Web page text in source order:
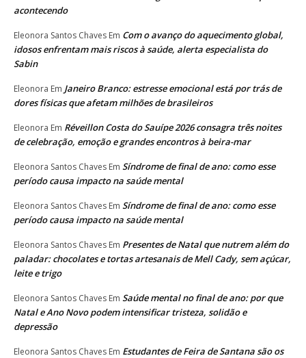
acontecendo
Eleonora Santos Chaves Em Com o avanço do aquecimento global,
idosos enfrentam mais riscos à saúde, alerta especialista do
Sabin
Eleonora Em Janeiro Branco: estresse emocional está por trás de
dores físicas que afetam milhões de brasileiros
Eleonora Em Réveillon Costa do Sauípe 2026 consagra três noites
de celebração, emoção e grandes encontros à beira-mar
Eleonora Santos Chaves Em Síndrome de final de ano: como esse
período causa impacto na saúde mental
Eleonora Santos Chaves Em Síndrome de final de ano: como esse
período causa impacto na saúde mental
Eleonora Santos Chaves Em Presentes de Natal que nutrem além do
paladar: chocolates e tortas artesanais de Mell Cady, sem açúcar,
leite e trigo
Eleonora Santos Chaves Em Saúde mental no final de ano: por que
Natal e Ano Novo podem intensificar tristeza, solidão e
depressão
Eleonora Santos Chaves Em Estudantes de Feira de Santana são os